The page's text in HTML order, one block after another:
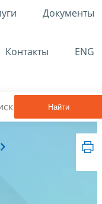
Документы
Контакты ENG
Найти